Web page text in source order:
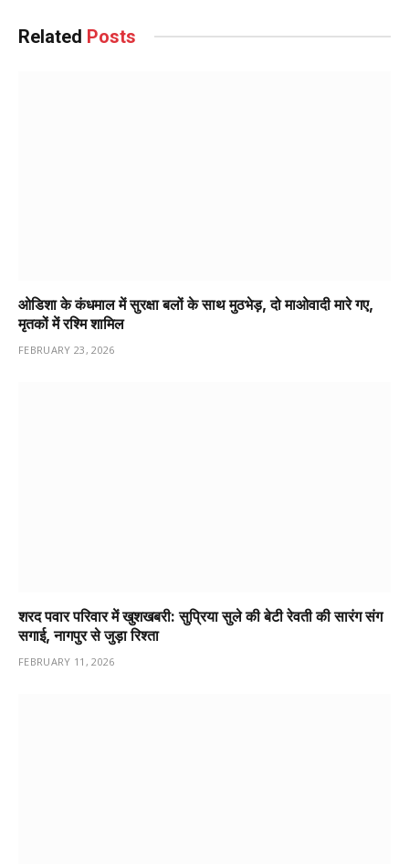
Related Posts
ओडिशा के कंधमाल में सुरक्षा बलों के साथ मुठभेड़, दो माओवादी मारे गए,
मृतकों में रश्मि शामिल
FEBRUARY 23, 2026
शरद पवार परिवार में खुशखबरी: सुप्रिया सुले की बेटी रेवती की सारंग संग
सगाई, नागपुर से जुड़ा रिश्ता
FEBRUARY 11, 2026